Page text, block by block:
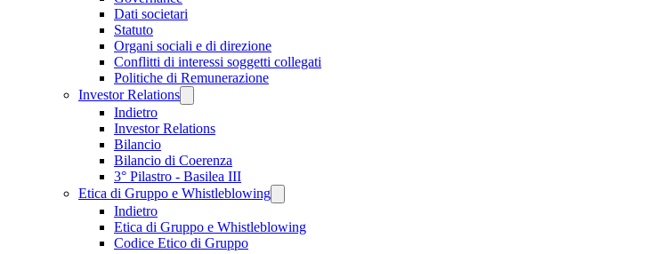
Dati societari
Statuto
Organi sociali e di direzione
Conflitti di interessi soggetti collegati
Politiche di Remunerazione
Investor Relations
Indietro
Investor Relations
Bilancio
Bilancio di Coerenza
3° Pilastro - Basilea III
Etica di Gruppo e Whistleblowing
Indietro
Etica di Gruppo e Whistleblowing
Codice Etico di Gruppo